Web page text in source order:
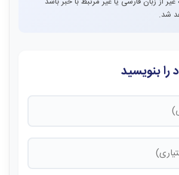
شد.
را بنویسید